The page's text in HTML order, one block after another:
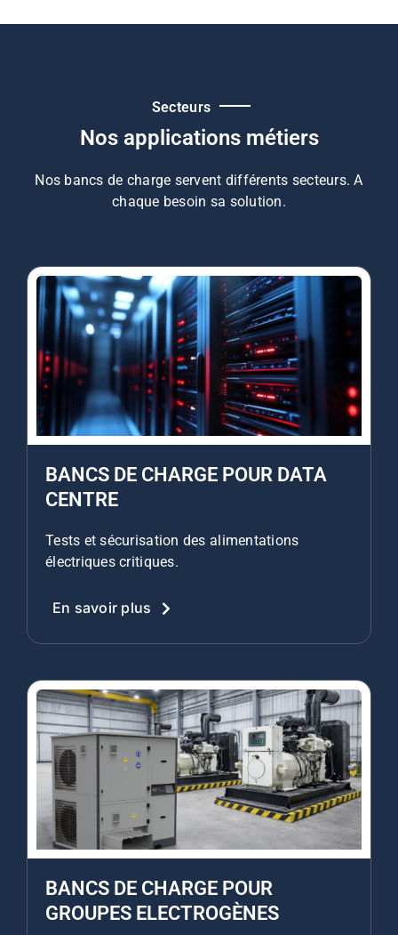
Secteurs
Nos applications métiers
Nos bancs de charge servent différents secteurs. A
chaque besoin sa solution.
BANCS DE CHARGE POUR DATA
CENTRE
Tests et sécurisation des alimentations
électriques critiques.
En savoir plus
BANCS DE CHARGE POUR
GROUPES ELECTROGÈNES